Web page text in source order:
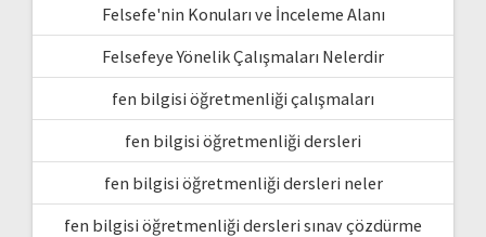
Felsefe'nin Konuları ve İnceleme Alanı
Felsefeye Yönelik Çalışmaları Nelerdir
fen bilgisi öğretmenliği çalışmaları
fen bilgisi öğretmenliği dersleri
fen bilgisi öğretmenliği dersleri neler
fen bilgisi öğretmenliği dersleri sınav çözdürme